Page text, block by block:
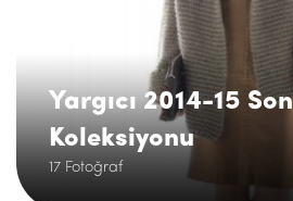
Yargıcı 2014-15
Koleksiyonu
17 Fotoğraf